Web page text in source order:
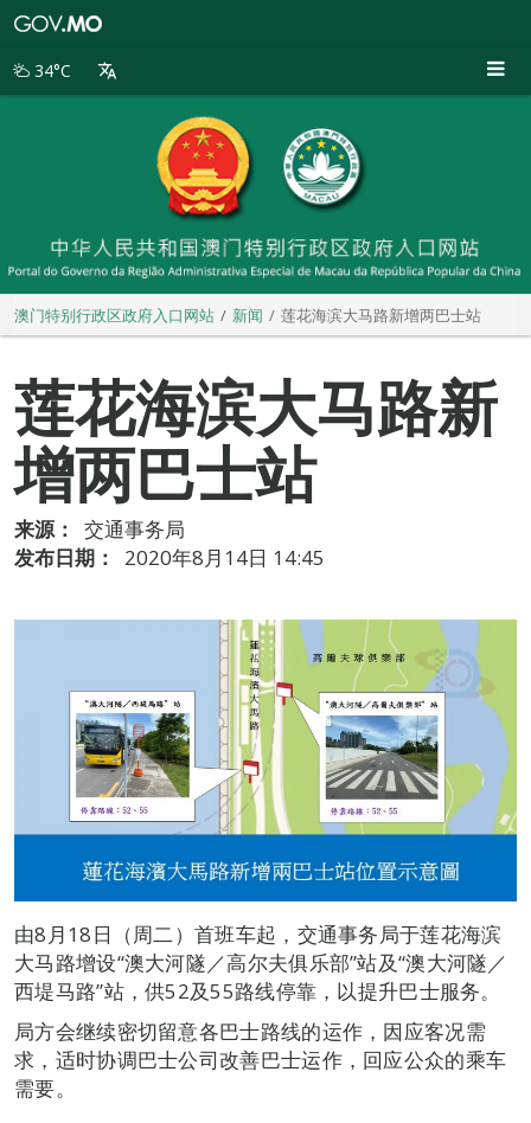
别
34°C
澳门特别行政区政府入口网站 新闻 莲花海滨大马路新增两巴士站
莲花海滨大马路新
增两巴士站
来源：
交通事务局
发布日期：
2020年8月14日 14:45
由8月18日（周二）首班车起，交通事务局于莲花海滨
大马路增设“澳大河隧／高尔夫俱乐部”站及“澳大河隧／
西堤马路”站，供52及55路线停靠，以提升巴士服务。
局方会继续密切留意各巴士路线的运作，因应客况需
求，适时协调巴士公司改善巴士运作，回应公众的乘车
需要。